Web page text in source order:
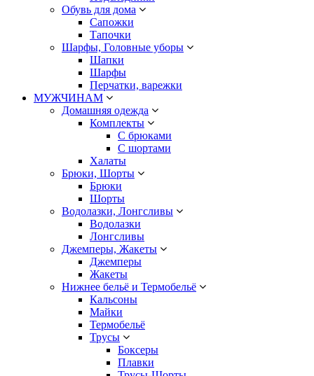
Обувь для дома
Сапожки
Тапочки
Шарфы, Головные уборы
Шапки
Шарфы
Перчатки, варежки
МУЖЧИНАМ
Домашняя одежда
Комплекты
С брюками
С шортами
Халаты
Брюки, Шорты
Брюки
Шорты
Водолазки, Лонгсливы
Водолазки
Лонгсливы
Джемперы, Жакеты
Джемперы
Жакеты
Нижнее бельё и Термобельё
Кальсоны
Майки
Термобельё
Трусы
Боксеры
Плавки